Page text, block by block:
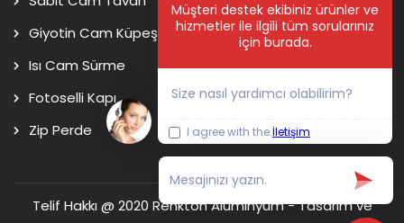
Giyotin Cam Küpeşte
Isı Cam Sürme
Fotoselli Kapı
Zip Perde
Telif Hakkı @ 2020 Renkton Alüminyum - Tasarım ve
Müşteri destek ekibiniz ürünler ve
hizmetler ile ilgili tüm sorularınız
için burada.
Size nasıl yardımcı olabilirim?
I agree with the İletişim